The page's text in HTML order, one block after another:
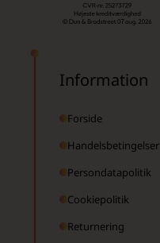
Information
Forside
Handelsbetingelser
Persondatapolitik
Cookiepolitik
Returnering